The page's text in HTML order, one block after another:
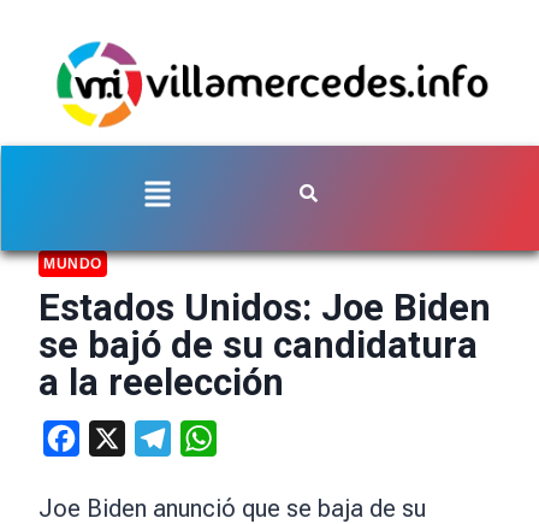
MUNDO
Estados Unidos: Joe Biden
se bajó de su candidatura
a la reelección
Facebook Telegram
Joe Biden anunció que se baja de su